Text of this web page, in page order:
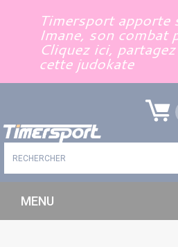
Timersport apporte
Imane, son combat
Cliquez ici,
cette judokate
MENU